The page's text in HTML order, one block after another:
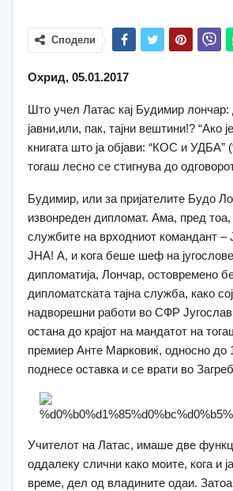
Сподели
Охрид, 05.01.2017
Што учел Латас кај Будимир лончар:
јавни,или, пак, тајни вештини!? “Ако
книгата што ја објави: “КОС и УДБА”
тогаш лесно се стигнува до
Будимир, или за пријателите Будо
извонреден дипломат. Ама, пред
службите на врходниот командант –
ЈНА! А, и кога беше шеф на
дипломатија, Лончар, остовремено
дипломатската тајна служба, како
надворешни работи во СФР
остана до крајот на мандатот на
премиер Анте Марковиќ, односно до
поднесе оставка и се врати во
Учителот на Латас, имаше две
оддалеку слични како моите, кога и
време, дел од владините одаи.